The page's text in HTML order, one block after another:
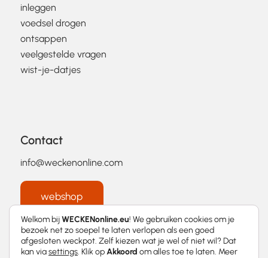
inleggen
voedsel drogen
ontsappen
veelgestelde vragen
wist-je-datjes
Contact
info@weckenonline.com
webshop
Welkom bijWECKENonline.eu! We gebruiken cookies om je
bezoek net zo soepel te laten verlopen als een goed
afgesloten weckpot. Zelf kiezen wat je wel of niet wil? Dat
kan viasettings. Klik opAkkoord om alles toe te laten. Meer